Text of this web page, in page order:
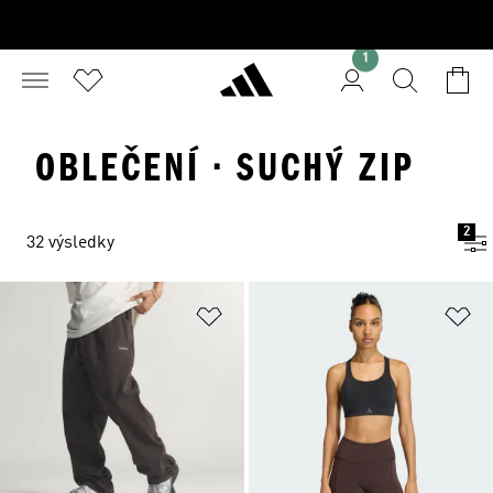
1
OBLEČENÍ · SUCHÝ ZIP
32 výsledky
2
Přidat do seznamu přání